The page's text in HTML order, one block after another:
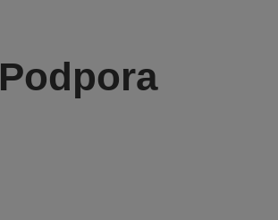
Podpora